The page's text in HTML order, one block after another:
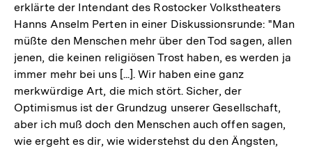
erklärte der Intendant des Rostocker Volkstheaters
Hanns Anselm Perten in einer Diskussionsrunde: "Man
müßte den Menschen mehr über den Tod sagen, allen
jenen, die keinen religiösen Trost haben, es werden ja
immer mehr bei uns [...]. Wir haben eine ganz
merkwürdige Art, die mich stört. Sicher, der
Optimismus ist der Grundzug unserer Gesellschaft,
aber ich muß doch den Menschen auch offen sagen,
wie ergeht es dir, wie widerstehst du den Ängsten,